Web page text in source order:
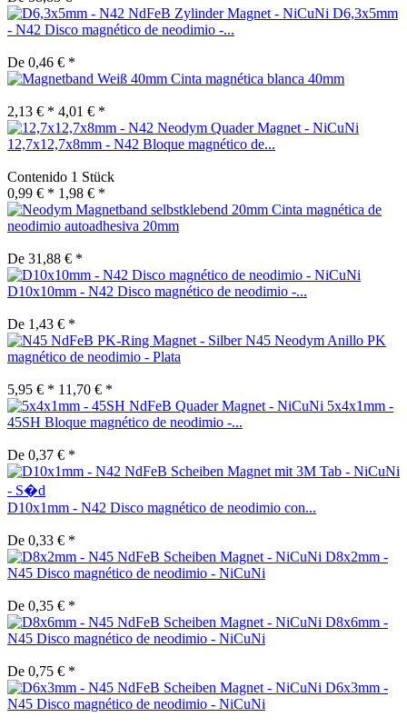
D6,3x5mm
- N42 Disco magnético de neodimio -...
De 0,46 € *
Cinta magnética blanca 40mm
2,13 € * 4,01 € *
12,7x12,7x8mm - N42 Bloque magnético de...
Contenido 1 Stück
0,99 € * 1,98 € *
Cinta magnética de
neodimio autoadhesiva 20mm
De 31,88 € *
D10x10mm - N42 Disco magnético de neodimio -...
De 1,43 € *
N45 Neodym Anillo PK
magnético de neodimio - Plata
5,95 € * 11,70 € *
5x4x1mm -
45SH Bloque magnético de neodimio -...
De 0,37 € *
D10x1mm - N42 Disco magnético de neodimio con...
De 0,33 € *
D8x2mm -
N45 Disco magnético de neodimio - NiCuNi
De 0,35 € *
D8x6mm -
N45 Disco magnético de neodimio - NiCuNi
De 0,75 € *
D6x3mm -
N45 Disco magnético de neodimio - NiCuNi